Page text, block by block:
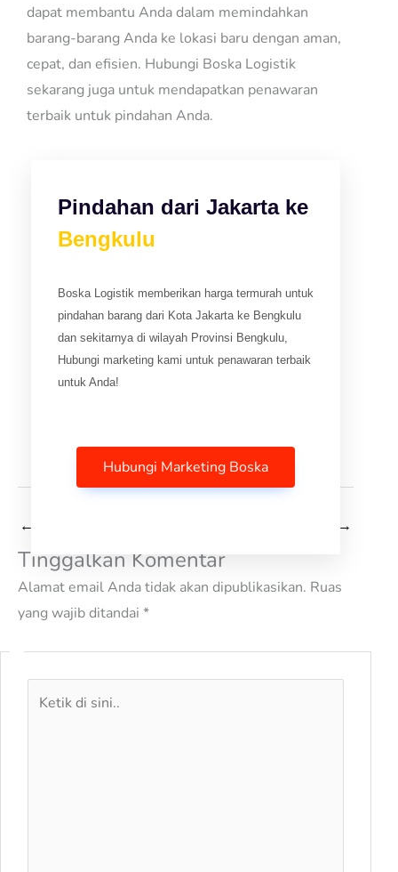
dapat membantu Anda dalam memindahkan
barang-barang Anda ke lokasi baru dengan aman,
cepat, dan efisien. Hubungi Boska Logistik
sekarang juga untuk mendapatkan penawaran
terbaik untuk pindahan Anda.
Pindahan dari Jakarta ke
Bengkulu
Boska Logistik memberikan harga termurah untuk
pindahan barang dari Kota Jakarta ke Bengkulu
dan sekitarnya di wilayah Provinsi Bengkulu,
Hubungi marketing kami untuk penawaran terbaik
untuk Anda!
Hubungi Marketing Boska
← →
Tinggalkan Komentar
Alamat email Anda tidak akan dipublikasikan. Ruas
yang wajib ditandai *